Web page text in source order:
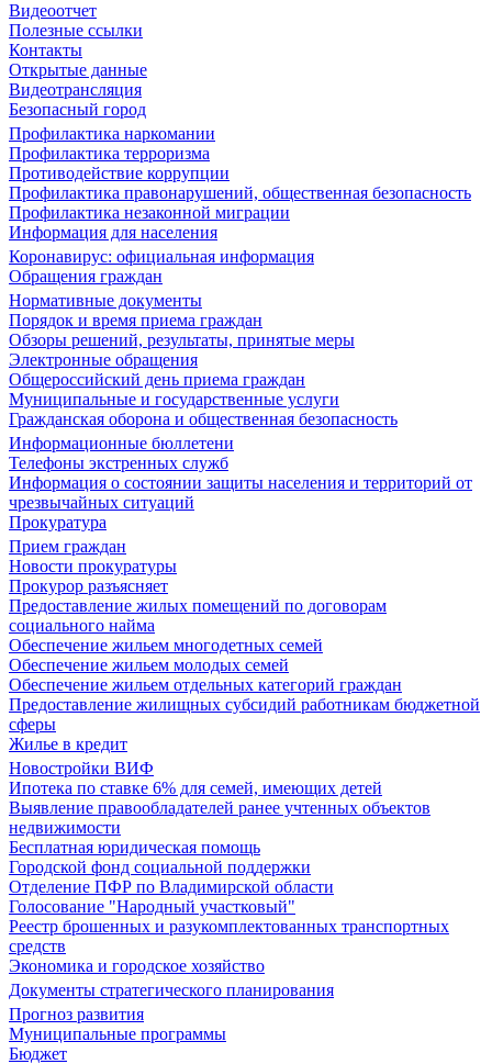
Видеоотчет
Полезные ссылки
Контакты
Открытые данные
Видеотрансляция
Безопасный город
Профилактика наркомании
Профилактика терроризма
Противодействие коррупции
Профилактика правонарушений, общественная безопасность
Профилактика незаконной миграции
Информация для населения
Коронавирус: официальная информация
Обращения граждан
Нормативные документы
Порядок и время приема граждан
Обзоры решений, результаты, принятые меры
Электронные обращения
Общероссийский день приема граждан
Муниципальные и государственные услуги
Гражданская оборона и общественная безопасность
Информационные бюллетени
Телефоны экстренных служб
Информация о состоянии защиты населения и территорий от
чрезвычайных ситуаций
Прокуратура
Прием граждан
Новости прокуратуры
Прокурор разъясняет
Предоставление жилых помещений по договорам
социального найма
Обеспечение жильем многодетных семей
Обеспечение жильем молодых семей
Обеспечение жильем отдельных категорий граждан
Предоставление жилищных субсидий работникам бюджетной
сферы
Жилье в кредит
Новостройки ВИФ
Ипотека по ставке 6% для семей, имеющих детей
Выявление правообладателей ранее учтенных объектов
недвижимости
Бесплатная юридическая помощь
Городской фонд социальной поддержки
Отделение ПФР по Владимирской области
Голосование "Народный участковый"
Реестр брошенных и разукомплектованных транспортных
средств
Экономика и городское хозяйство
Документы стратегического планирования
Прогноз развития
Муниципальные программы
Бюджет